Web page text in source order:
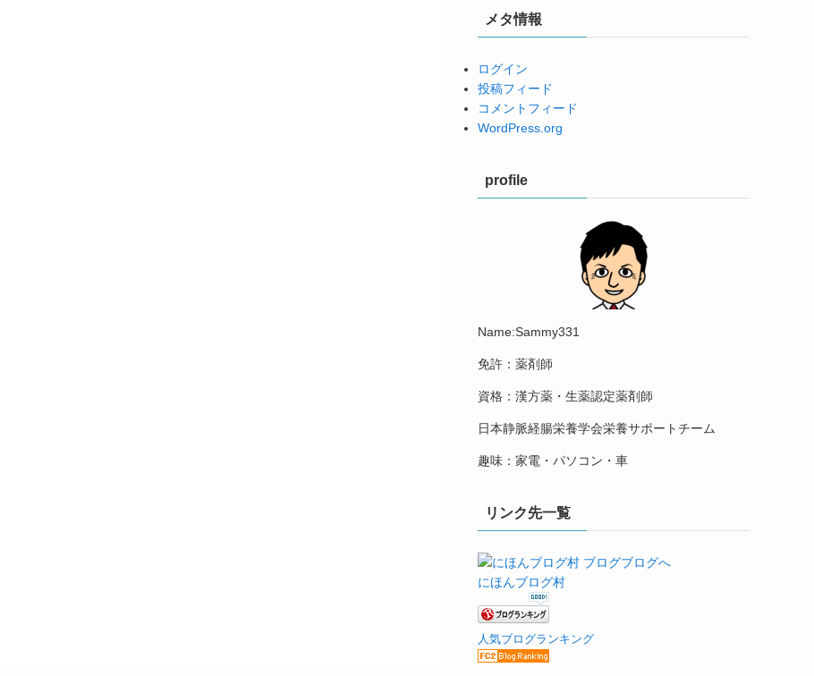
メタ情報
ログイン
投稿フィード
コメントフィード
WordPress.org
profile
Name:Sammy331
免許：薬剤師
資格：漢方薬・生薬認定薬剤師
日本静脈経腸栄養学会栄養サポートチーム
趣味：家電・パソコン・車
リンク先一覧
にほんブログ村
人気ブログランキング